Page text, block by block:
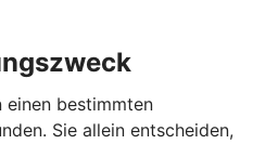
bestimmten
Sie allein entscheiden,